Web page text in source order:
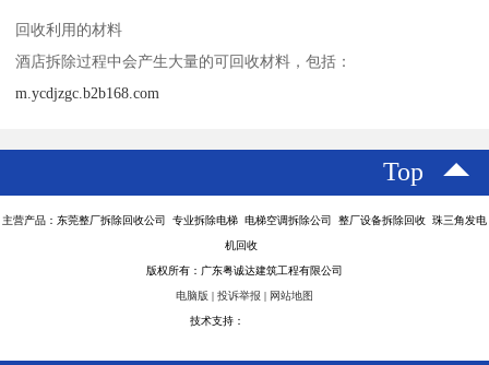
回收利用的材料
酒店拆除过程中会产生大量的可回收材料，包括：
m.ycdjzgc.b2b168.com
Top
主营产品：东莞整厂拆除回收公司 专业拆除电梯 电梯空调拆除公司 整厂设备拆除回收 珠三角发电
机回收
版权所有：广东粤诚达建筑工程有限公司
电脑版 | 投诉举报 | 网站地图
技术支持：